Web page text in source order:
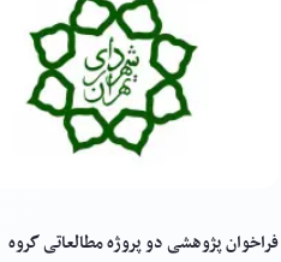
فراخوان پژوهشی دو پروژه‌ مطالعاتی گروه